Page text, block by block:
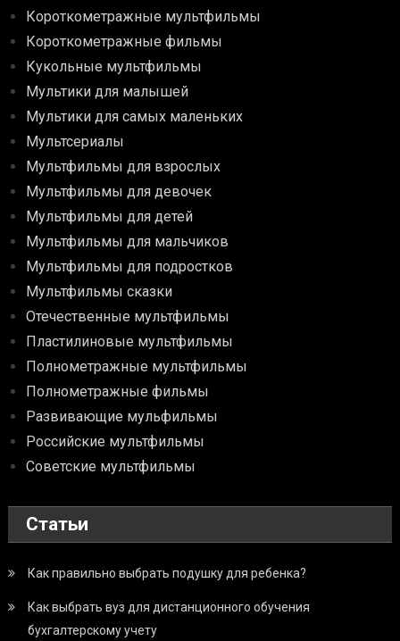
Короткометражные мультфильмы
Короткометражные фильмы
Кукольные мультфильмы
Мультики для малышей
Мультики для самых маленьких
Мультсериалы
Мультфильмы для взрослых
Мультфильмы для девочек
Мультфильмы для детей
Мультфильмы для мальчиков
Мультфильмы для подростков
Мультфильмы сказки
Отечественные мультфильмы
Пластилиновые мультфильмы
Полнометражные мультфильмы
Полнометражные фильмы
Развивающие мульфильмы
Российские мультфильмы
Советские мультфильмы
Статьи
Как правильно выбрать подушку для ребенка?
Как выбрать вуз для дистанционного обучения
бухгалтерскому учету